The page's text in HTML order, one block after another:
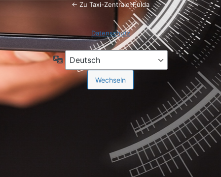
← Zu Taxi-Zentrale-Fulda
Datenschutz
Sprache